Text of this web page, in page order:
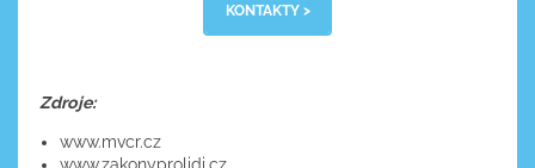
KONTAKTY >
Zdroje:
www.mvcr.cz